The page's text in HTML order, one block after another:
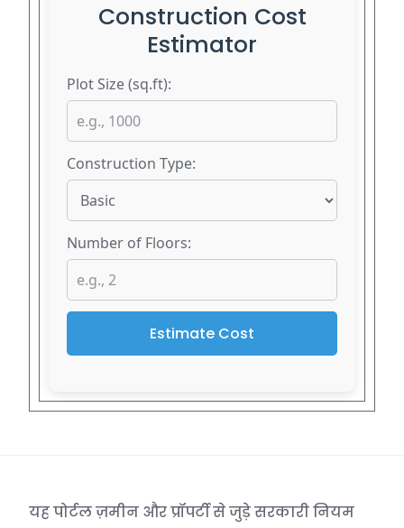
Construction Cost
Estimator
Plot Size (sq.ft):
Construction Type:
Number of Floors:
Estimate Cost
यह पोर्टल ज़मीन और प्रॉपर्टी से जुड़े सरकारी नियम